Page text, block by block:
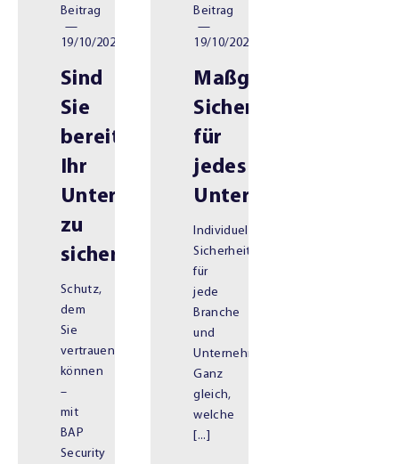
Beitrag
—
19/10/2025
Sind
Sie
bereit,
Ihr
Unternehmen
zu
sichern?
Schutz,
dem
Sie
vertrauen
können
–
mit
BAP
Security
Beitrag
—
19/10/2025
Maßgeschneiderte
Sicherheitslösungen
für
jedes
Unternehmen
Individuelle
Sicherheit
für
jede
Branche
und
Unternehmensgröße
Ganz
gleich,
welche
[...]